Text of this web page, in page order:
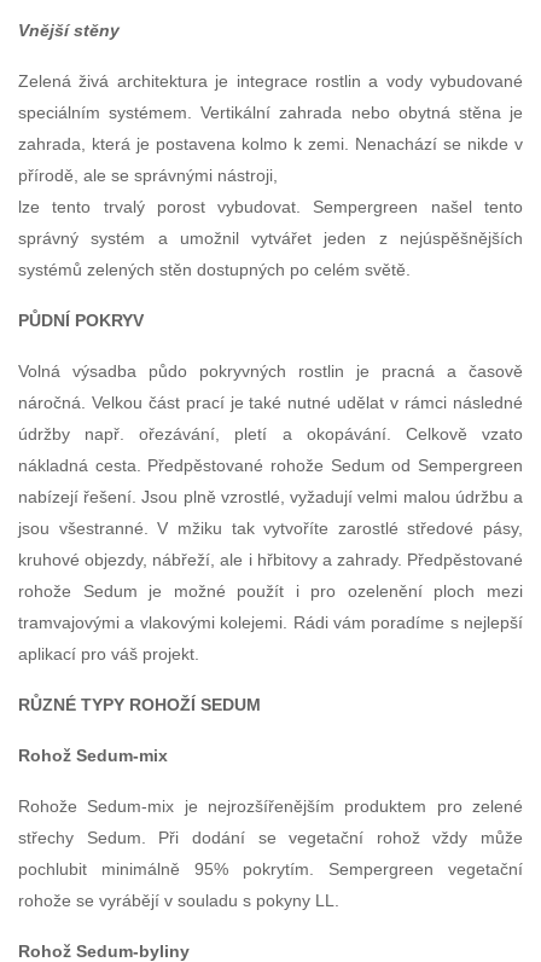
Vnější stěny
Zelená živá architektura je integrace rostlin a vody vybudované
speciálním systémem. Vertikální zahrada nebo obytná stěna je
zahrada, která je postavena kolmo k zemi. Nenachází se nikde v
přírodě, ale se správnými nástroji,
lze tento trvalý porost vybudovat. Sempergreen našel tento
správný systém a umožnil vytvářet jeden z nejúspěšnějších
systémů zelených stěn dostupných po celém světě.
PŮDNÍ POKRYV
Volná výsadba půdo pokryvných rostlin je pracná a časově
náročná. Velkou část prací je také nutné udělat v rámci následné
údržby např. ořezávání, pletí a okopávání. Celkově vzato
nákladná cesta. Předpěstované rohože Sedum od Sempergreen
nabízejí řešení. Jsou plně vzrostlé, vyžadují velmi malou údržbu a
jsou všestranné. V mžiku tak vytvoříte zarostlé středové pásy,
kruhové objezdy, nábřeží, ale i hřbitovy a zahrady. Předpěstované
rohože Sedum je možné použít i pro ozelenění ploch mezi
tramvajovými a vlakovými kolejemi. Rádi vám poradíme s nejlepší
aplikací pro váš projekt.
RŮZNÉ TYPY ROHOŽÍ SEDUM
Rohož Sedum-mix
Rohože Sedum-mix je nejrozšířenějším produktem pro zelené
střechy Sedum. Při dodání se vegetační rohož vždy může
pochlubit minimálně 95% pokrytím. Sempergreen vegetační
rohože se vyrábějí v souladu s pokyny LL.
Rohož Sedum-byliny